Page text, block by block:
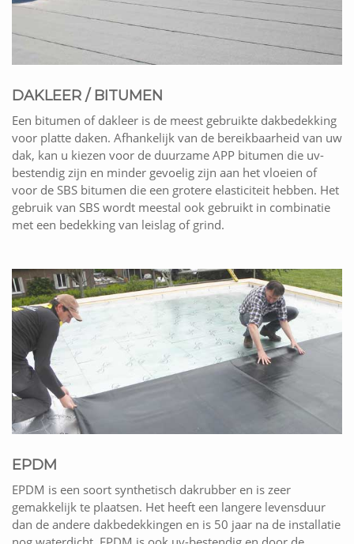
DAKLEER / BITUMEN
Een bitumen of dakleer is de meest gebruikte dakbedekking
voor platte daken. Afhankelijk van de bereikbaarheid van uw
dak, kan u kiezen voor de duurzame APP bitumen die uv-
bestendig zijn en minder gevoelig zijn aan het vloeien of
voor de SBS bitumen die een grotere elasticiteit hebben. Het
gebruik van SBS wordt meestal ook gebruikt in combinatie
met een bedekking van leislag of grind.
EPDM
EPDM is een soort synthetisch dakrubber en is zeer
gemakkelijk te plaatsen. Het heeft een langere levensduur
dan de andere dakbedekkingen en is 50 jaar na de installatie